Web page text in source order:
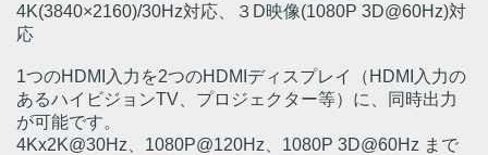
4K(3840×2160)/30Hz対応、３D映像(1080P 3D@60Hz)対
応
1つのHDMI入力を2つのHDMIディスプレイ（HDMI入力の
あるハイビジョンTV、プロジェクター等）に、同時出力
が可能です。
4Kx2K@30Hz、1080P@120Hz、1080P 3D@60Hz まで